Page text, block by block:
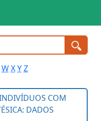
W X Y Z